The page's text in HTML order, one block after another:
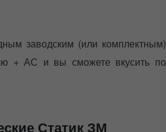
заводским (или комплектным)
+ АС и вы сможете вкусить по
Статик ЗМ